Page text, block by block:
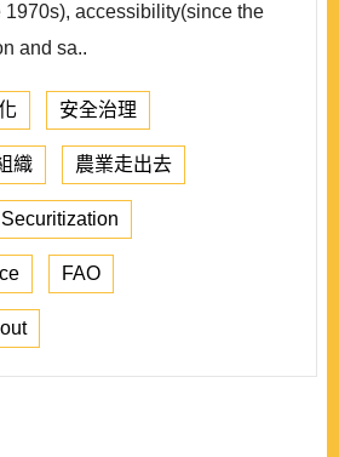
accessibility(since the
and sa..
安全治理
織 農業走出去
Securitization
FAO